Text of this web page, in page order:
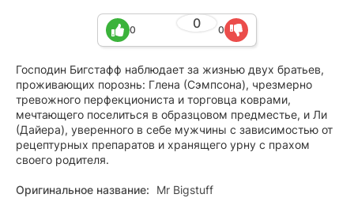
0
0 0
Господин Бигстафф наблюдает за жизнью двух братьев,
проживающих порознь: Глена (Сэмпсона), чрезмерно
тревожного перфекциониста и торговца коврами,
мечтающего поселиться в образцовом предместье, и Ли
(Дайера), уверенного в себе мужчины с зависимостью от
рецептурных препаратов и хранящего урну с прахом
своего родителя.
Оригинальное название: Mr Bigstuff